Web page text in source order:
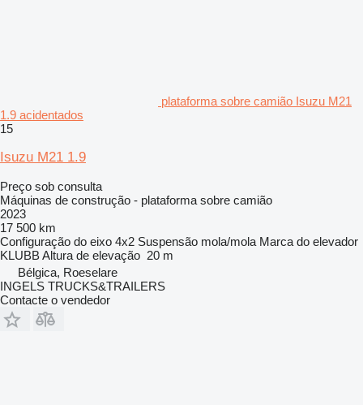
plataforma sobre camião Isuzu M21
1.9 acidentados
15
Isuzu M21 1.9
Preço sob consulta
Máquinas de construção - plataforma sobre camião
2023
17 500 km
Configuração do eixo 4x2 Suspensão mola/mola Marca do elevador
KLUBBAltura de elevação 20 m
Bélgica, Roeselare
INGELS TRUCKS&TRAILERS
Contacte o vendedor